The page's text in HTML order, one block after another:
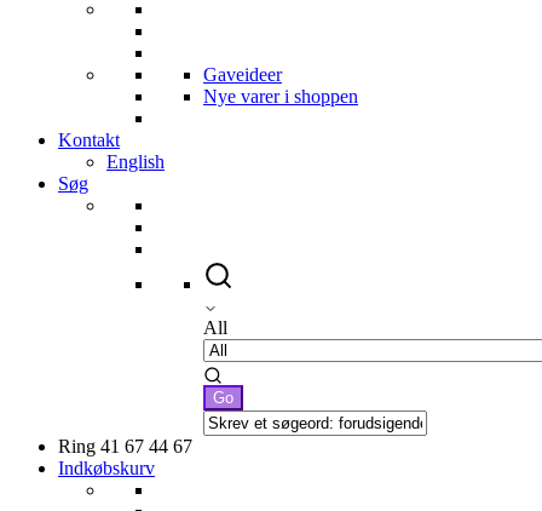
Gaveideer
Nye varer i shoppen
Kontakt
English
Søg
All
Ring 41 67 44 67
Indkøbskurv